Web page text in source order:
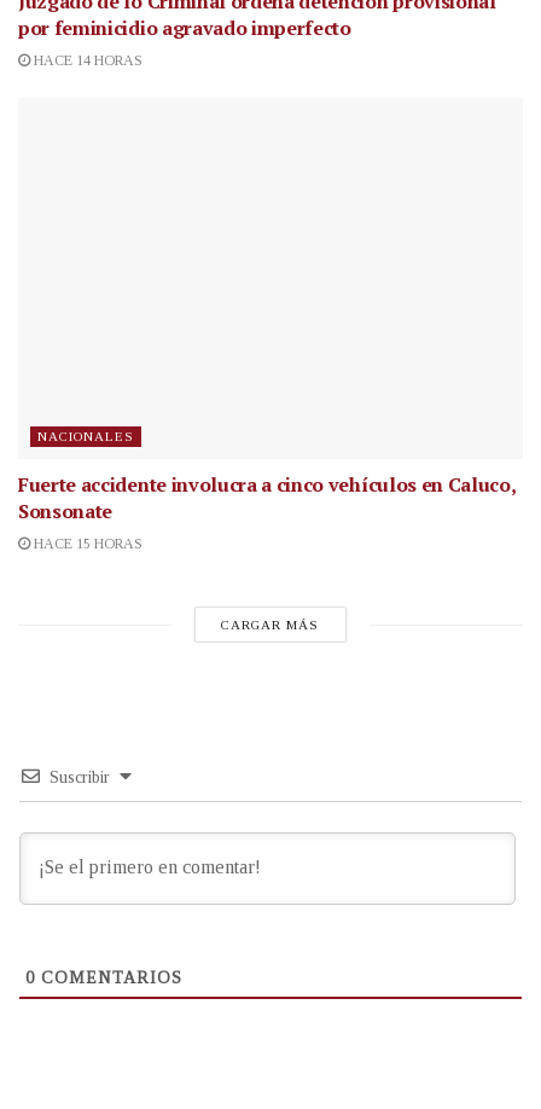
por feminicidio agravado imperfecto
HACE 14 HORAS
NACIONALES
Fuerte accidente involucra a cinco vehículos en Caluco,
Sonsonate
HACE 15 HORAS
CARGAR MÁS
Suscribir
0 COMENTARIOS